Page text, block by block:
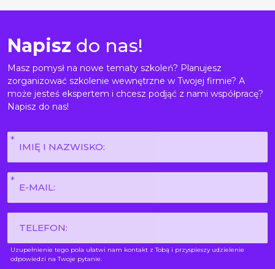
Napisz do nas!
Masz pomysł na nowe tematy szkoleń? Planujesz
zorganizować szkolenie wewnętrzne w Twojej firmie? A
może jesteś ekspertem i chcesz podjąć z nami współpracę?
Napisz do nas!
Imię
*E-
mail
Uzupełnienie tego pola ułatwi nam kontakt z Tobą i przyspieszy udzielenie
odpowiedzi na Twoje pytanie.